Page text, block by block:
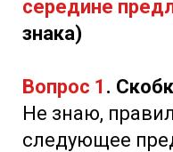
середине
знака)
Вопрос 1 .
Не знаю,
следующее